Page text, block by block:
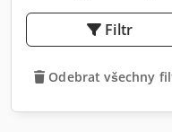
Filtr
Odebrat všechny